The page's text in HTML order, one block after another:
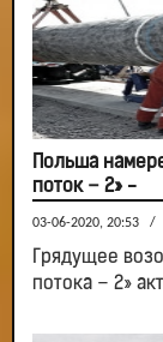
Польша
поток – 2» -
03-06-2020, 20:53 /
Грядущее
потока – 2»